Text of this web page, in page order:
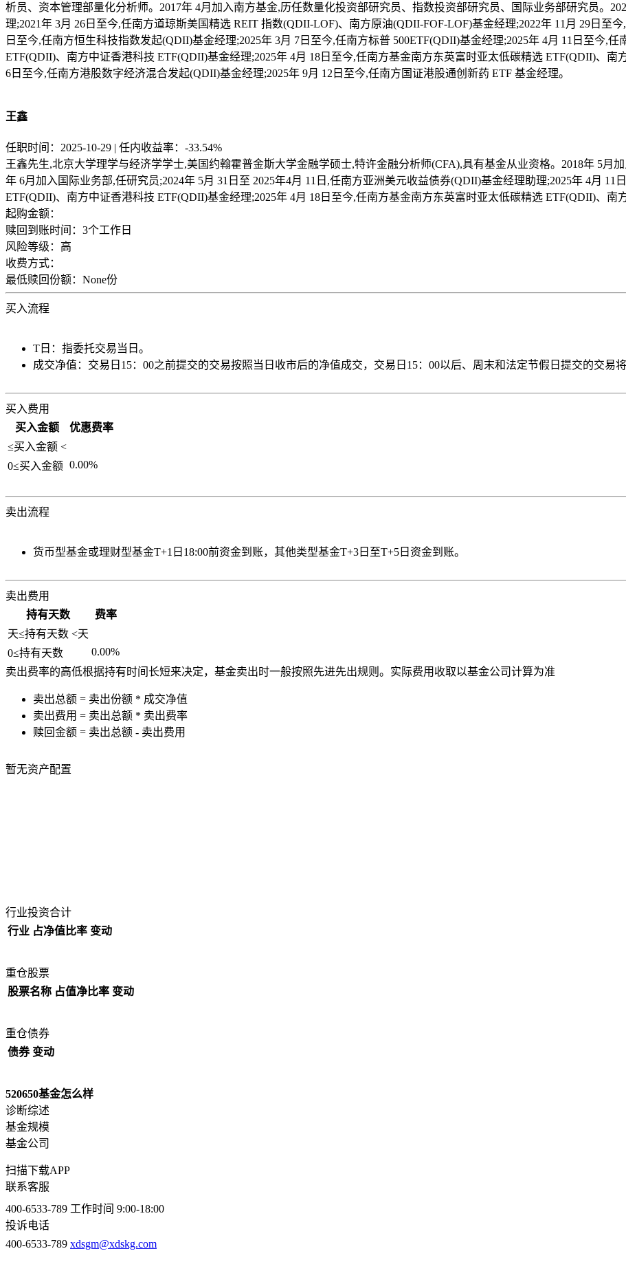
析员、资本管理部量化分析师。2017年 4月加入南方基金,历任数量化投资部研究员、指数投资部研究员、国际业务部研究员。
理;2021年 3月 26日至今,任南方道琼斯美国精选 REIT 指数(QDII-LOF)、南方原油(QDII-FOF-LOF)基金经理;2022年 11月 29日至
日至今,任南方恒生科技指数发起(QDII)基金经理;2025年 3月 7日至今,任南方标普 500ETF(QDII)基金经理;2025年 4月 11日至今,
ETF(QDII)、南方中证香港科技 ETF(QDII)基金经理;2025年 4月 18日至今,任南方基金南方东英富时亚太低碳精选 ETF(QDII)、南
6日至今,任南方港股数字经济混合发起(QDII)基金经理;2025年 9月 12日至今,任南方国证港股通创新药 ETF 基金经理。
王鑫
任职时间：2025-10-29 | 任内收益率：-33.54%
王鑫先生,北京大学理学与经济学学士,美国约翰霍普金斯大学金融学硕士,特许金融分析师(CFA),具有基金从业资格。2018年 5月
年 6月加入国际业务部,任研究员;2024年 5月 31日至 2025年4月 11日,任南方亚洲美元收益债券(QDII)基金经理助理;2025年 4月 11
ETF(QDII)、南方中证香港科技 ETF(QDII)基金经理;2025年 4月 18日至今,任南方基金南方东英富时亚太低碳精选 ETF(QDII)、南
起购金额：
赎回到账时间： 3个工作日
风险等级： 高
收费方式：
最低赎回份额： None份
买入流程
T日：指委托交易当日。
成交净值：交易日15：00之前提交的交易按照当日收市后的净值成交，交易日15：00以后、周末和法定节假日提交的交易
买入费用
买入金额
优惠费率
≤买入金额 <
0≤买入金额 0.00%
卖出流程
货币型基金或理财型基金T+1日18:00前资金到账，其他类型基金T+3日至T+5日资金到账。
卖出费用
持有天数
费率
天≤持有天数 <天
0≤持有天数
0.00%
卖出费率的高低根据持有时间长短来决定，基金卖出时一般按照先进先出规则。实际费用收取以基金公司计算为准
卖出总额 = 卖出份额 * 成交净值
卖出费用 = 卖出总额 * 卖出费率
赎回金额 = 卖出总额 - 卖出费用
暂无资产配置
行业投资合计
行业 占净值比率 变动
重仓股票
股票名称 占值净比率 变动
重仓债券
债券 变动
520650基金怎么样
诊断综述
基金规模
基金公司
扫描下载APP
联系客服
400-6533-789 工作时间 9:00-18:00
投诉电话
400-6533-789 xdsgm@xdskg.com